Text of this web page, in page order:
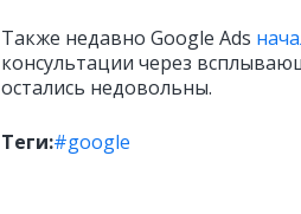
Также недавно Google Ads
консультации через
остались недовольны.
Теги:#google